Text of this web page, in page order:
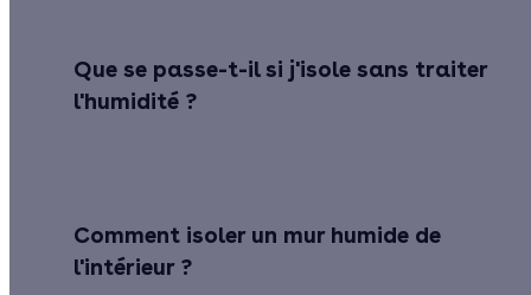
Que se passe-t-il si j'isole sans traiter
l'humidité ?
Comment isoler un mur humide de
l'intérieur ?